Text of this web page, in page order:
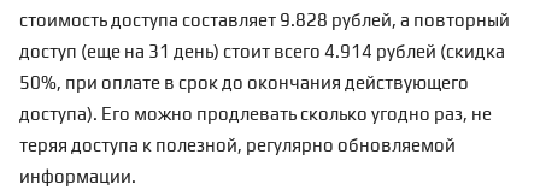
стоимость доступа составляет 9.828 рублей, а повторный
доступ (еще на 31 день) стоит всего 4.914 рублей (скидка
50%, при оплате в срок до окончания действующего
доступа). Его можно продлевать сколько угодно раз, не
теряя доступа к полезной, регулярно обновляемой
информации.